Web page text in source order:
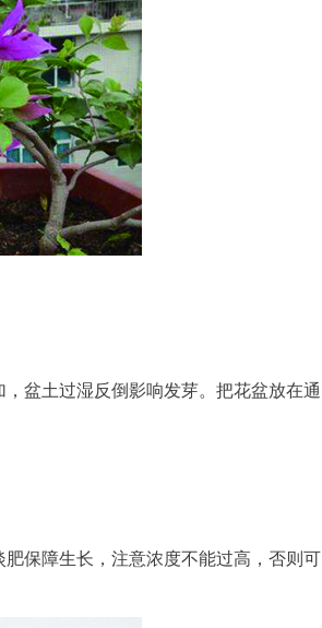
盆土过湿反倒影响发芽。把花盆放在通
保障生长，注意浓度不能过高，否则可